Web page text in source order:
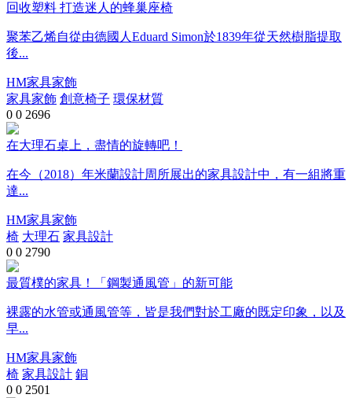
回收塑料 打造迷人的蜂巢座椅
聚苯乙烯自從由德國人Eduard Simon於1839年從天然樹脂提取
後...
HM家具家飾
家具家飾 創意椅子 環保材質
0 0 2696
在大理石桌上，盡情的旋轉吧！
在今（2018）年米蘭設計周所展出的家具設計中，有一組將重
達...
HM家具家飾
椅 大理石 家具設計
0 0 2790
最質樸的家具！「鋼製通風管」的新可能
裸露的水管或通風管等，皆是我們對於工廠的既定印象，以及
早...
HM家具家飾
椅 家具設計 銅
0 0 2501